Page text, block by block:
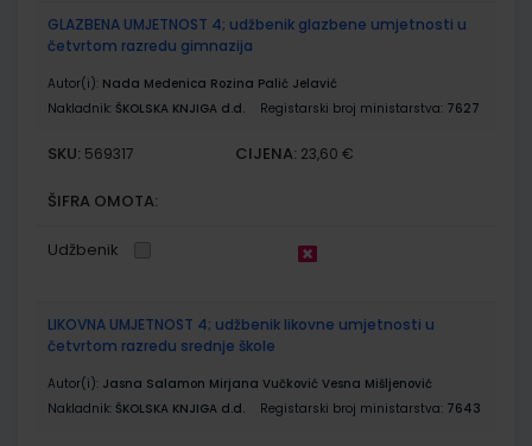
GLAZBENA UMJETNOST 4; udžbenik glazbene umjetnosti u
četvrtom razredu gimnazija
Autor(i): Nada Medenica Rozina Palić Jelavić
Nakladnik: ŠKOLSKA KNJIGA d.d. Registarski broj ministarstva: 7627
SKU: 569317 CIJENA: 23,60 €
ŠIFRA OMOTA:
Udžbenik
LIKOVNA UMJETNOST 4; udžbenik likovne umjetnosti u
četvrtom razredu srednje škole
Autor(i): Jasna Salamon Mirjana Vučković Vesna Mišljenović
Nakladnik: ŠKOLSKA KNJIGA d.d. Registarski broj ministarstva: 7643